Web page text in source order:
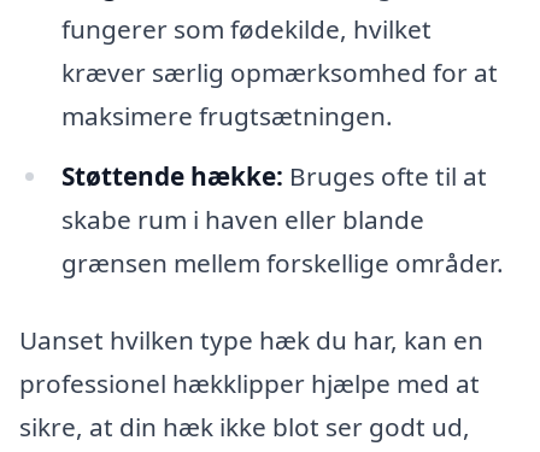
fungerer som fødekilde, hvilket
kræver særlig opmærksomhed for at
maksimere frugtsætningen.
Støttende hække: Bruges ofte til at
skabe rum i haven eller blande
grænsen mellem forskellige områder.
Uanset hvilken type hæk du har, kan en
professionel hækklipper hjælpe med at
sikre, at din hæk ikke blot ser godt ud,